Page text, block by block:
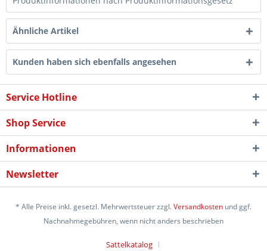
Ähnliche Artikel
Kunden haben sich ebenfalls angesehen
Service Hotline
Shop Service
Informationen
Newsletter
* Alle Preise inkl. gesetzl. Mehrwertsteuer zzgl.Versandkosten und ggf.
Nachnahmegebühren, wenn nicht anders beschrieben
Sattelkatalog